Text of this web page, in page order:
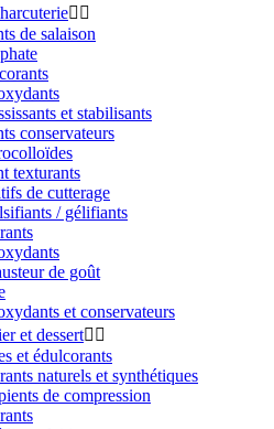
 
de salaison
et stabilisants
conservateurs
texturants
de cutterage
/ gélifiants
de goût
et conservateurs
et dessert 
et édulcorants
naturels et synthétiques
de compression